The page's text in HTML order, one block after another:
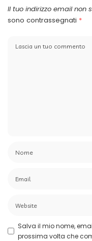
Il tuo indirizzo email non
sono contrassegnati *
Salva il mio nome,
prossima volta che